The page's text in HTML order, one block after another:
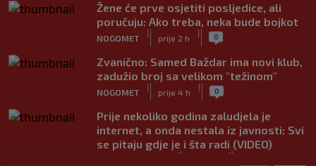
Žene će prve osjetiti posljedice, ali
poručuju: Ako treba, neka bude bojkot
NOGOMET
|
prije 2 h
| 0
Zvanično: Samed Baždar ima novi klub,
zadužio broj sa velikom "težinom"
NOGOMET
|
prije 4 h
| 0
Prije nekoliko godina zaludjela je
internet, a onda nestala iz javnosti: Svi
se pitaju gdje je i šta radi (VIDEO)
| |